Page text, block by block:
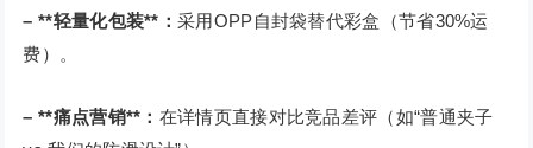
– **轻量化包装**：采用OPP自封袋替代彩盒（节省30%运
费）。
– **痛点营销**： 在详情页直接对比竞品差评（如“普通夹子